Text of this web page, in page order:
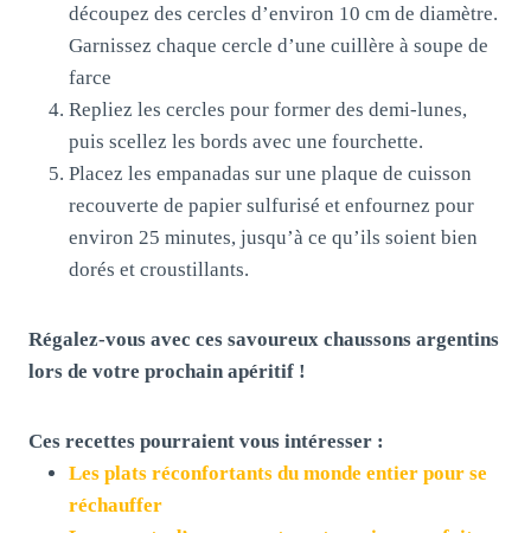
découpez des cercles d’environ 10 cm de diamètre.
Garnissez chaque cercle d’une cuillère à soupe de
farce
Repliez les cercles pour former des demi-lunes,
puis scellez les bords avec une fourchette.
Placez les empanadas sur une plaque de cuisson
recouverte de papier sulfurisé et enfournez pour
environ 25 minutes, jusqu’à ce qu’ils soient bien
dorés et croustillants.
Régalez-vous avec ces savoureux chaussons argentins
lors de votre prochain apéritif !
Ces recettes pourraient vous intéresser :
Les plats réconfortants du monde entier pour se
réchauffer